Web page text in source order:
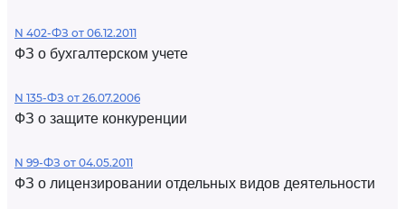
N 402-ФЗ от 06.12.2011
ФЗ о бухгалтерском учете
N 135-ФЗ от 26.07.2006
ФЗ о защите конкуренции
N 99-ФЗ от 04.05.2011
ФЗ о лицензировании отдельных видов деятельности